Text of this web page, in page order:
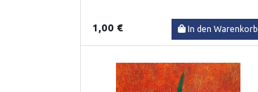
1,00 € In den Warenkorb